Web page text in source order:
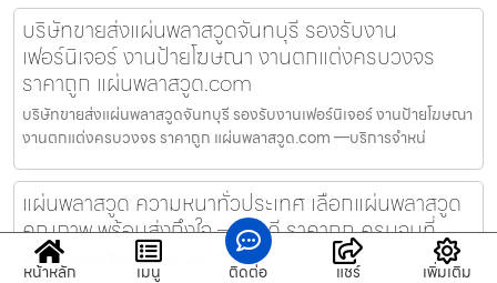
บริษัทขายส่งแผ่นพลาสวูดจันทบุรี รองรับงาน
เฟอร์นิเจอร์ งานป้ายโฆษณา งานตกแต่งครบวงจร
ราคาถูก แผ่นพลาสวูด.com
บริษัทขายส่งแผ่นพลาสวูดจันทบุรี รองรับงานเฟอร์นิเจอร์ งานป้ายโฆษณา
งานตกแต่งครบวงจร ราคาถูก แผ่นพลาสวูด.com —บริการจำหน่
แผ่นพลาสวูด ความหนาทั่วประเทศ เลือกแผ่นพลาสวูด
คุณภาพ พร้อมส่งถึงใจ – งานดี ราคาถูก ครบจบที่
เดียว แผ่นพลาสวูด.com
หน้าหลัก เมนู ติดต่อ แชร์ เพิ่มเติม